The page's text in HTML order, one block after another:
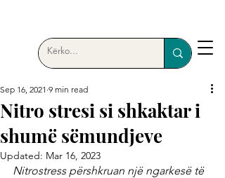
Nitro stresi si shkaktar i
shumë sëmundjeve
Sep 16, 2021 9 min read
Updated: Mar 16, 2023
Nitrostress përshkruan një ngarkesë të